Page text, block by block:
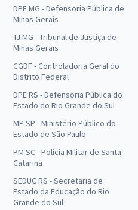
DPE MG - Defensoria Pública de
Minas Gerais
TJ MG - Tribunal de Justiça de
Minas Gerais
CGDF - Controladoria Geral do
Distrito Federal
DPE RS - Defensoria Pública do
Estado do Rio Grande do Sul
MP SP - Ministério Público do
Estado de São Paulo
PM SC - Polícia Militar de Santa
Catarina
SEDUC RS - Secretaria de
Estado da Educação do Rio
Grande do Sul